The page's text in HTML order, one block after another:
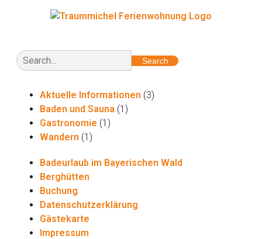
Search
Aktuelle Informationen (3)
Baden und Sauna (1)
Gastronomie (1)
Wandern (1)
Badeurlaub im Bayerischen Wald
Berghütten
Buchung
Datenschutzerklärung
Gästekarte
Impressum